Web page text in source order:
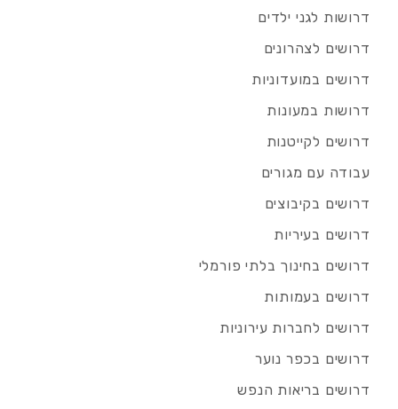
דרושות לגני ילדים
דרושים לצהרונים
דרושים במועדוניות
דרושות במעונות
דרושים לקייטנות
עבודה עם מגורים
דרושים בקיבוצים
דרושים בעיריות
דרושים בחינוך בלתי פורמלי
דרושים בעמותות
דרושים לחברות עירוניות
דרושים בכפר נוער
דרושים בריאות הנפש